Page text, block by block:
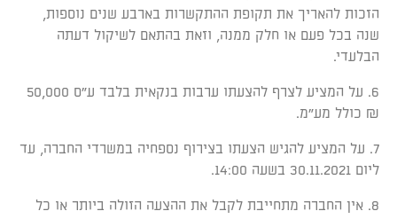
הזכות להאריך את תקופת ההתקשרות בארבע שנים נוספות,
שנה בכל פעם או חלק ממנה, וזאת בהתאם לשיקול דעתה
הבלעדי.
6. על המציע לצרף להצעתו ערבות בנקאית בלבד ע"ס 50,000
₪ כולל מע"מ.
7. על המציע להגיש הצעתו בצירוף נספחיה במשרדי החברה, עד
ליום 30.11.2021 בשעה 14:00.
8. אין החברה מתחייבת לקבל את ההצעה הזולה ביותר או כל